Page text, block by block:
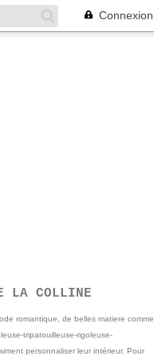
Connexion
LA COLLINE
romantique, de belles matiere comme
tripatouilleuse-rigoleuse-
personnaliser leur intérieur. Pour